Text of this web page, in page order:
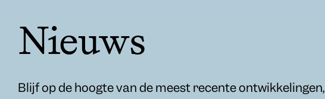
Nieuws
Blijf op de hoogte van de meest recente ontwikkelingen,